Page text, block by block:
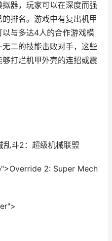
器，玩家可以在深度而强
排名。游戏中有复出机甲
与多达4人的合作游戏模
二的技能击败对手，这些
打烂机甲外壳的连招或震
斗2：超级机械联盟
2: Super Mech